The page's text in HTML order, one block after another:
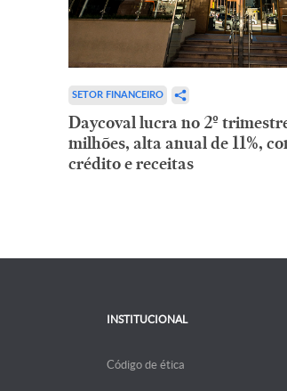
SETOR FINANCEIRO
Daycoval lucra no 2º
milhões, alta anual de 11%,
crédito e receitas
INSTITUCIONAL
Código de ética